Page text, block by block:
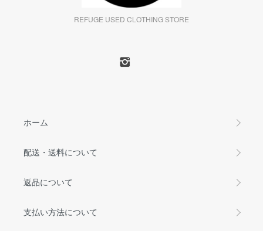
REFUGE USED CLOTHING STORE
ホーム
配送・送料について
返品について
支払い方法について